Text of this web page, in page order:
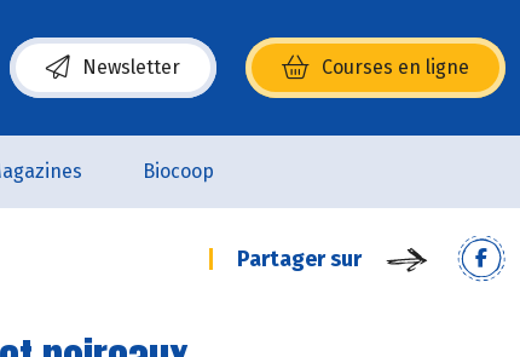
Newsletter Courses en ligne
(s’ouvre dans une nouvelle fenêtre)
Biocoop
Partager sur